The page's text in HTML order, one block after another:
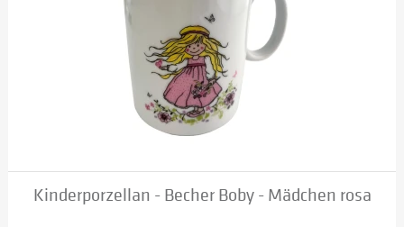
Kinderporzellan - Becher Boby - Mädchen rosa